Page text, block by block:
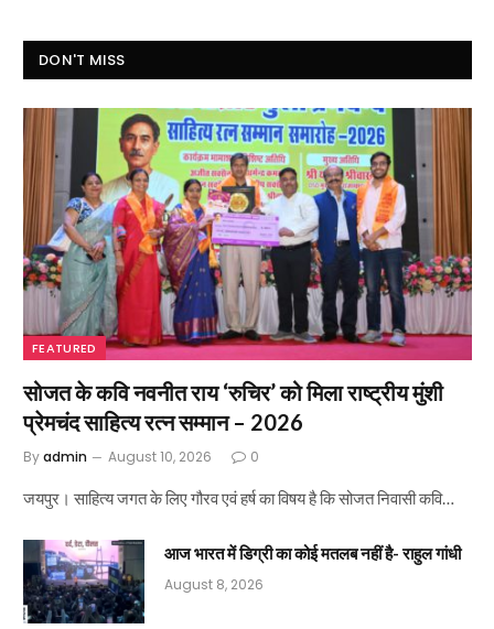
DON'T MISS
FEATURED
सोजत के कवि नवनीत राय ‘रुचिर’ को मिला राष्ट्रीय मुंशी
प्रेमचंद साहित्य रत्न सम्मान – 2026
Byadmin August 10, 2026 0
जयपुर। साहित्य जगत के लिए गौरव एवं हर्ष का विषय है कि सोजत निवासी कवि…
आज भारत में डिग्री का कोई मतलब नहीं है- राहुल गांधी
August 8, 2026